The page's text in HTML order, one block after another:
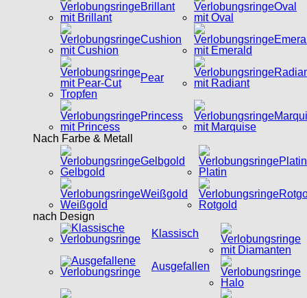
Brillant
Oval
Cushion
Pear
Princess
Nach Farbe & Metall
Gelbgold
Platin
Weißgold
nach Design
Klassisch
Ausgefallen